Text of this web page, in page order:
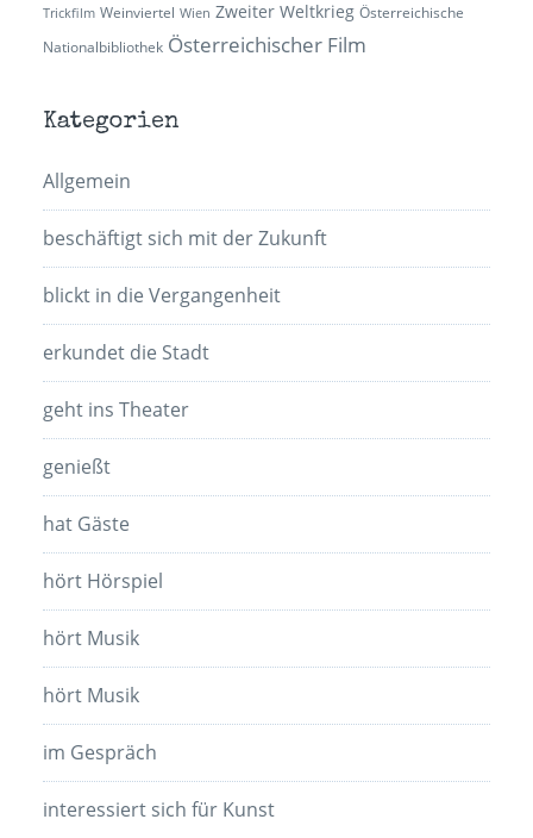
Trickfilm Weinviertel Wien Zweiter Weltkrieg Österreichische
Nationalbibliothek Österreichischer Film
Kategorien
Allgemein
beschäftigt sich mit der Zukunft
blickt in die Vergangenheit
erkundet die Stadt
geht ins Theater
genießt
hat Gäste
hört Hörspiel
hört Musik
hört Musik
im Gespräch
interessiert sich für Kunst